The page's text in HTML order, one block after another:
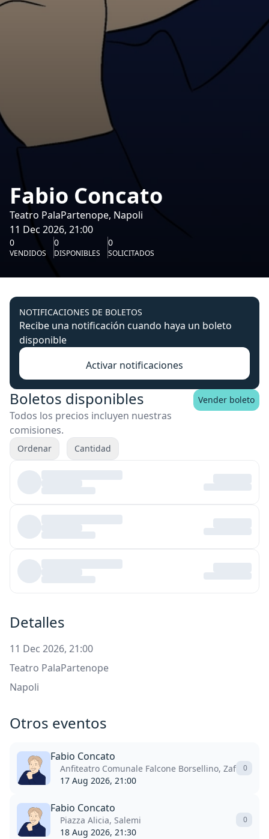
Fabio Concato
Teatro PalaPartenope, Napoli
11 Dec 2026, 21:00
0
VENDIDOS
0
DISPONIBLES
0
SOLICITADOS
NOTIFICACIONES DE BOLETOS
Recibe una notificación cuando haya un boleto
disponible
Activar notificaciones
Boletos disponibles
Todos los precios incluyen nuestras
comisiones.
Vender boleto
Ordenar Cantidad
Detalles
11 Dec 2026, 21:00
Teatro PalaPartenope
Napoli
Otros eventos
Fabio Concato
Anfiteatro Comunale Falcone Borsellino, Zafferana
17 Aug 2026, 21:00
0
Fabio Concato
Piazza Alicia, Salemi
18 Aug 2026, 21:30
0